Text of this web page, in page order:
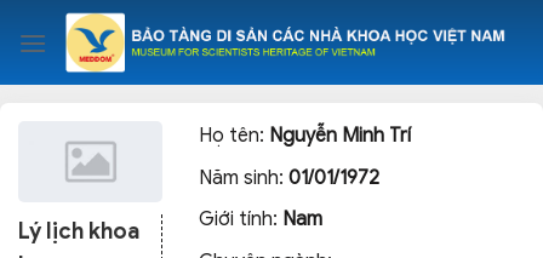
content
Lý lịch khoa
Họ tên: Nguyễn Minh Trí
Năm sinh:01/01/1972
Giới tính: Nam